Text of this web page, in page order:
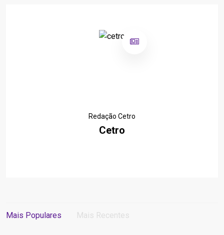
Redação Cetro
Cetro
Mais Populares Mais Recentes